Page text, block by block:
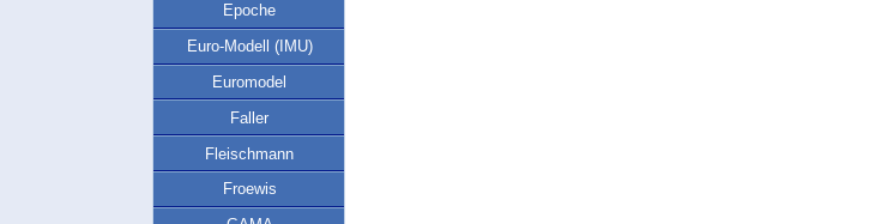
Epoche
Euro-Modell (IMU)
Euromodel
Faller
Fleischmann
Froewis